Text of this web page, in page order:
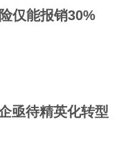
仅能报销30%
亟待精英化转型